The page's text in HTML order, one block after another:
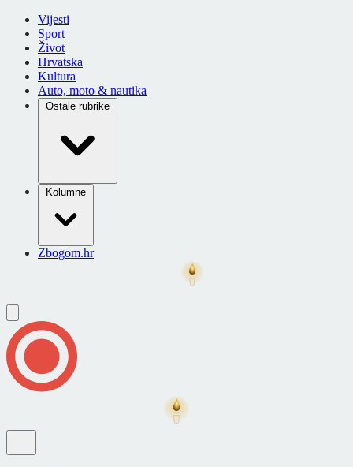
Vijesti
Sport
Život
Hrvatska
Kultura
Auto, moto & nautika
Ostale rubrike
Kolumne
Zbogom.hr